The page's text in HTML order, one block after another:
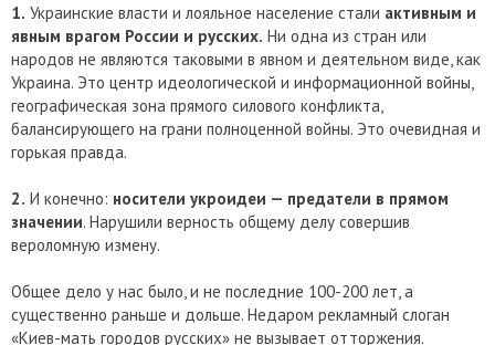
1. Украинские власти и лояльное население стали активным и
явным врагом России и русских. Ни одна из стран или
народов не являются таковыми в явном и деятельном виде, как
Украина. Это центр идеологической и информационной войны,
географическая зона прямого силового конфликта,
балансирующего на грани полноценной войны. Это очевидная и
горькая правда.
2. И конечно: носители укроидеи — предатели в прямом
значении. Нарушили верность общему делу совершив
вероломную измену.
Общее дело у нас было, и не последние 100-200 лет, а
существенно раньше и дольше. Недаром рекламный слоган
«Киев-мать городов русских» не вызывает отторжения.